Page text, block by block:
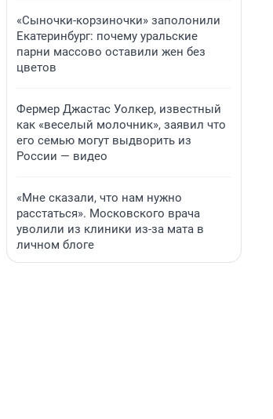
«Сыночки-корзиночки» заполонили
Екатеринбург: почему уральские
парни массово оставили жен без
цветов
Фермер Джастас Уолкер, известный
как «веселый молочник», заявил что
его семью могут выдворить из
России — видео
«Мне сказали, что нам нужно
расстаться». Московского врача
уволили из клиники из-за мата в
личном блоге